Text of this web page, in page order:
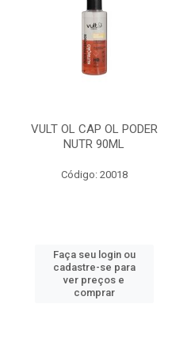
VULT OL CAP OL PODER
NUTR 90ML
Código: 20018
Faça seu login ou
cadastre-se para
ver preços e
comprar